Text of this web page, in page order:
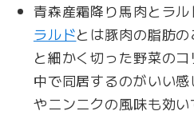
青森産霜降り馬肉とラ
ラルドとは豚肉の脂肪
と細かく切った野菜の
中で同居するのがいい
やニンニクの風味も効い